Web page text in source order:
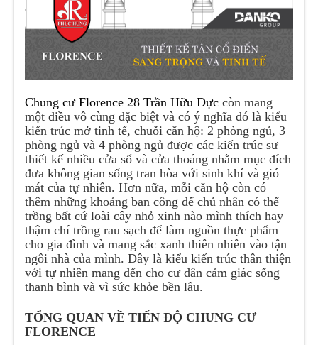
Chung cư Florence 28 Trần Hữu Dực còn mang
một điều vô cùng đặc biệt và có ý nghĩa đó là kiểu
kiến trúc mở tinh tế, chuỗi căn hộ: 2 phòng ngủ, 3
phòng ngủ và 4 phòng ngủ được các kiến trúc sư
thiết kế nhiều cửa sổ và cửa thoáng nhằm mục đích
đưa không gian sống tran hòa với sinh khí và gió
mát của tự nhiên. Hơn nữa, mỗi căn hộ còn có
thêm những khoảng ban công để chủ nhân có thể
trồng bất cứ loài cây nhỏ xinh nào mình thích hay
thậm chí trồng rau sạch để làm nguồn thực phẩm
cho gia đình và mang sắc xanh thiên nhiên vào tận
ngôi nhà của mình. Đây là kiểu kiến trúc thân thiện
với tự nhiên mang đến cho cư dân cảm giác sống
thanh bình và vì sức khỏe bền lâu.
TỔNG QUAN VỀ TIẾN ĐỘ CHUNG CƯ
FLORENCE